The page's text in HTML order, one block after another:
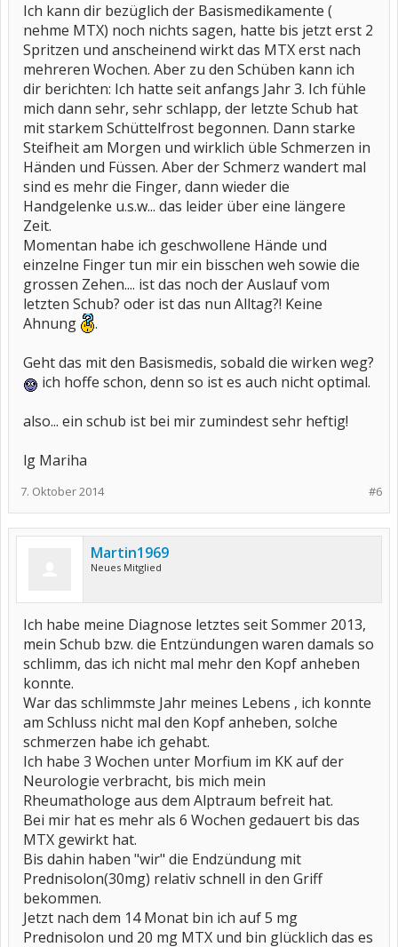
Ich kann dir bezüglich der Basismedikamente (
nehme MTX) noch nichts sagen, hatte bis jetzt erst 2
Spritzen und anscheinend wirkt das MTX erst nach
mehreren Wochen. Aber zu den Schüben kann ich
dir berichten: Ich hatte seit anfangs Jahr 3. Ich fühle
mich dann sehr, sehr schlapp, der letzte Schub hat
mit starkem Schüttelfrost begonnen. Dann starke
Steifheit am Morgen und wirklich üble Schmerzen in
Händen und Füssen. Aber der Schmerz wandert mal
sind es mehr die Finger, dann wieder die
Handgelenke u.s.w... das leider über eine längere
Zeit.
Momentan habe ich geschwollene Hände und
einzelne Finger tun mir ein bisschen weh sowie die
grossen Zehen.... ist das noch der Auslauf vom
letzten Schub? oder ist das nun Alltag?! Keine
Ahnung
.
Geht das mit den Basismedis, sobald die wirken weg?
ich hoffe schon, denn so ist es auch nicht optimal.
also... ein schub ist bei mir zumindest sehr heftig!
lg Mariha
#6
7. Oktober 2014
Martin1969
Neues Mitglied
Ich habe meine Diagnose letztes seit Sommer 2013,
mein Schub bzw. die Entzündungen waren damals so
schlimm, das ich nicht mal mehr den Kopf anheben
konnte.
War das schlimmste Jahr meines Lebens , ich konnte
am Schluss nicht mal den Kopf anheben, solche
schmerzen habe ich gehabt.
Ich habe 3 Wochen unter Morfium im KK auf der
Neurologie verbracht, bis mich mein
Rheumathologe aus dem Alptraum befreit hat.
Bei mir hat es mehr als 6 Wochen gedauert bis das
MTX gewirkt hat.
Bis dahin haben "wir" die Endzündung mit
Prednisolon(30mg) relativ schnell in den Griff
bekommen.
Jetzt nach dem 14 Monat bin ich auf 5 mg
Prednisolon und 20 mg MTX und bin glücklich das es